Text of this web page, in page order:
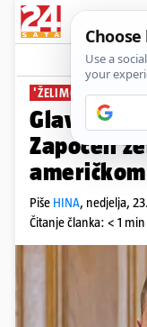
'ŽELIMO TRAJNI I
Glavni
Započeli
Piše HINA, nedjelja,
Čitanje članka: < 1 min